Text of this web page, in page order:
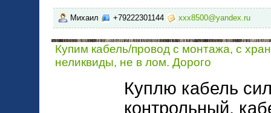
Михаил +79222301144 xxx8500@yandex.ru
Купим кабель/провод с монтажа, с
неликвиды, не в лом. Дорого
Куплю кабель
контрольный,